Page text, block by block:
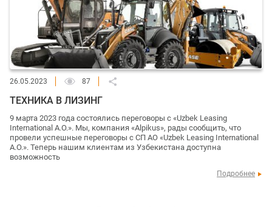
26.05.2023 87
ТЕХНИКА В ЛИЗИНГ
9 марта 2023 года состоялись переговоры с «Uzbek Leasing
International A.O.». Мы, компания «Alpikus», рады сообщить, что
провели успешные переговоры с СП АО «Uzbek Leasing International
A.O.». Теперь нашим клиентам из Узбекистана доступна
возможность
Подробнее